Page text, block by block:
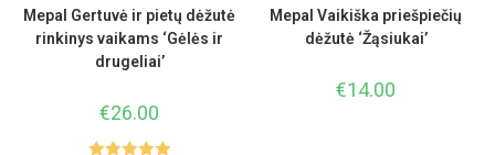
Mepal Gertuvė ir pietų dėžutė
rinkinys vaikams ‘Gėlės ir
drugeliai’
€26.00
Mepal Vaikiška priešpiečių
dėžutė ‘Žąsiukai’
€14.00